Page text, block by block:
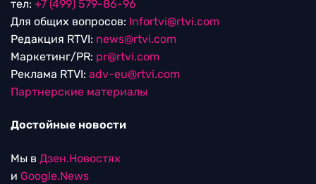
тел: +7 (499) 579-86-96
Для общих вопросов: Infortvi@rtvi.com
Редакция RTVI: news@rtvi.com
Маркетинг/PR: pr@rtvi.com
Реклама RTVI: adv-eu@rtvi.com
Партнерские материалы
Достойные новости
Мы в Дзен.Новостях
и Google.News